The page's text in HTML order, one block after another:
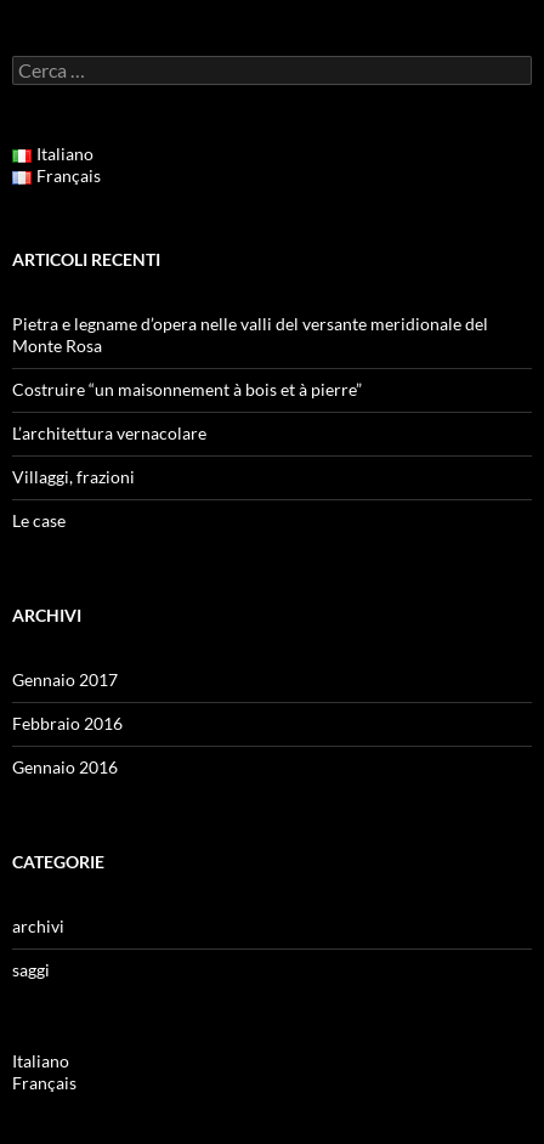
Ricerca
per:
Italiano
Français
ARTICOLI RECENTI
Pietra e legname d’opera nelle valli del versante meridionale del
Monte Rosa
Costruire “un maisonnement à bois et à pierre”
L’architettura vernacolare
Villaggi, frazioni
Le case
ARCHIVI
Gennaio 2017
Febbraio 2016
Gennaio 2016
CATEGORIE
archivi
saggi
Italiano
Français